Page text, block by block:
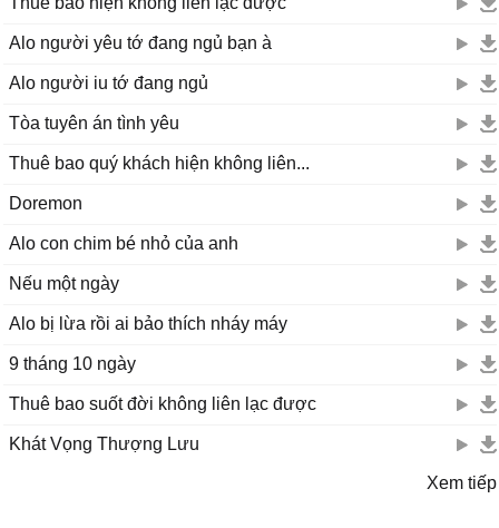
Alo người yêu tớ đang ngủ bạn à
Alo người iu tớ đang ngủ
Tòa tuyên án tình yêu
Thuê bao quý khách hiện không liên...
Doremon
Alo con chim bé nhỏ của anh
Nếu một ngày
Alo bị lừa rồi ai bảo thích nháy máy
9 tháng 10 ngày
Thuê bao suốt đời không liên lạc được
Khát Vọng Thượng Lưu
Xem tiếp